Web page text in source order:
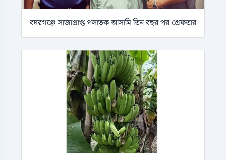
বদরগঞ্জে সাজাপ্রাপ্ত পলাতক আসামি তিন বছর পর গ্রেফতার